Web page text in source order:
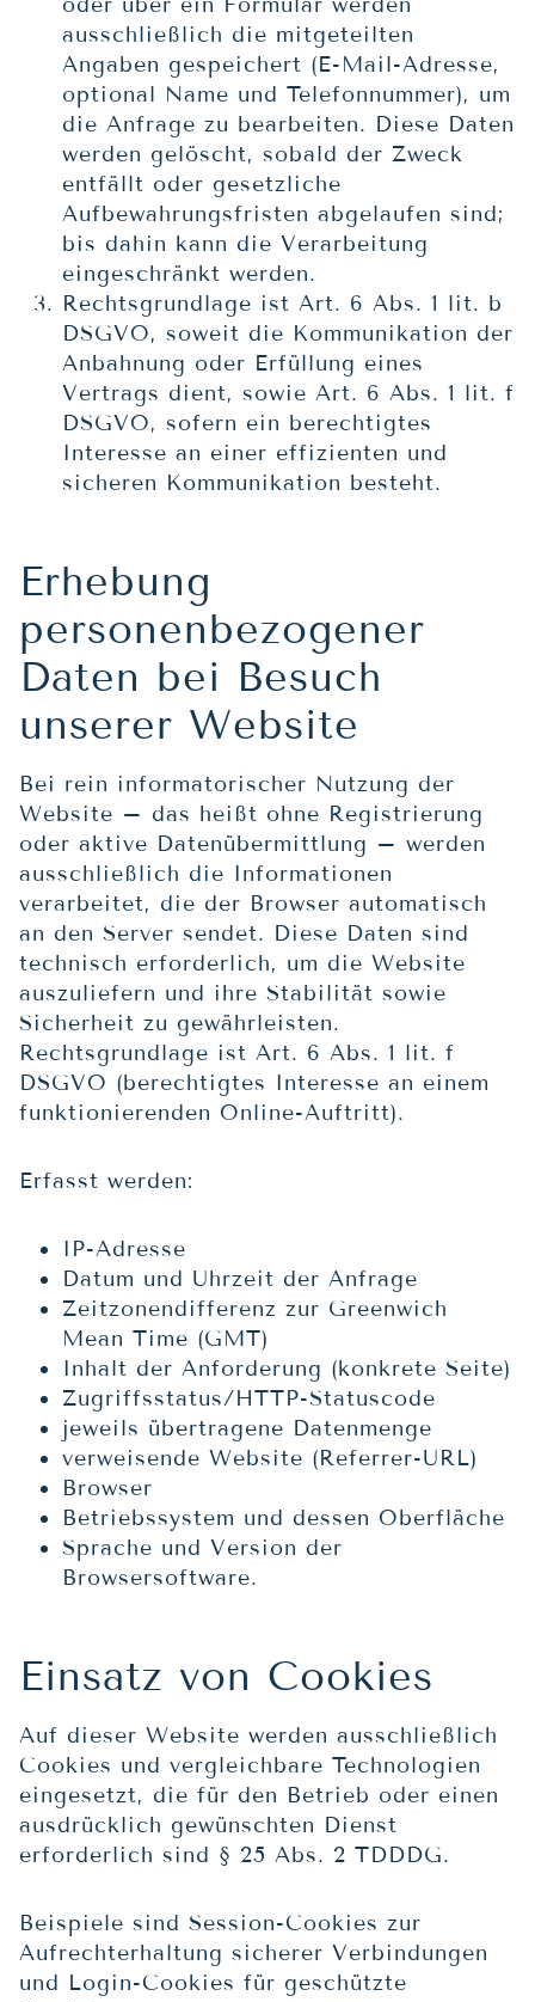
ausschließlich die mitgeteilten
Angaben gespeichert (E-Mail-Adresse,
optional Name und Telefonnummer), um
die Anfrage zu bearbeiten. Diese Daten
werden gelöscht, sobald der Zweck
entfällt oder gesetzliche
Aufbewahrungsfristen abgelaufen sind;
bis dahin kann die Verarbeitung
eingeschränkt werden.
Rechtsgrundlage ist Art. 6 Abs. 1 lit. b
DSGVO, soweit die Kommunikation der
Anbahnung oder Erfüllung eines
Vertrags dient, sowie Art. 6 Abs. 1 lit. f
DSGVO, sofern ein berechtigtes
Interesse an einer effizienten und
sicheren Kommunikation besteht.
Erhebung
personenbezogener
Daten bei Besuch
unserer Website
Bei rein informatorischer Nutzung der
Website – das heißt ohne Registrierung
oder aktive Datenübermittlung – werden
ausschließlich die Informationen
verarbeitet, die der Browser automatisch
an den Server sendet. Diese Daten sind
technisch erforderlich, um die Website
auszuliefern und ihre Stabilität sowie
Sicherheit zu gewährleisten.
Rechtsgrundlage ist Art. 6 Abs. 1 lit. f
DSGVO (berechtigtes Interesse an einem
funktionierenden Online-Auftritt).
Erfasst werden:
IP-Adresse
Datum und Uhrzeit der Anfrage
Zeitzonendifferenz zur Greenwich
Mean Time (GMT)
Inhalt der Anforderung (konkrete Seite)
Zugriffsstatus/HTTP-Statuscode
jeweils übertragene Datenmenge
verweisende Website (Referrer-URL)
Browser
Betriebssystem und dessen Oberfläche
Sprache und Version der
Browsersoftware.
Einsatz von Cookies
Auf dieser Website werden ausschließlich
Cookies und vergleichbare Technologien
eingesetzt, die für den Betrieb oder einen
ausdrücklich gewünschten Dienst
erforderlich sind § 25 Abs. 2 TDDDG.
Beispiele sind Session-Cookies zur
Aufrechterhaltung sicherer Verbindungen
und Login-Cookies für geschützte